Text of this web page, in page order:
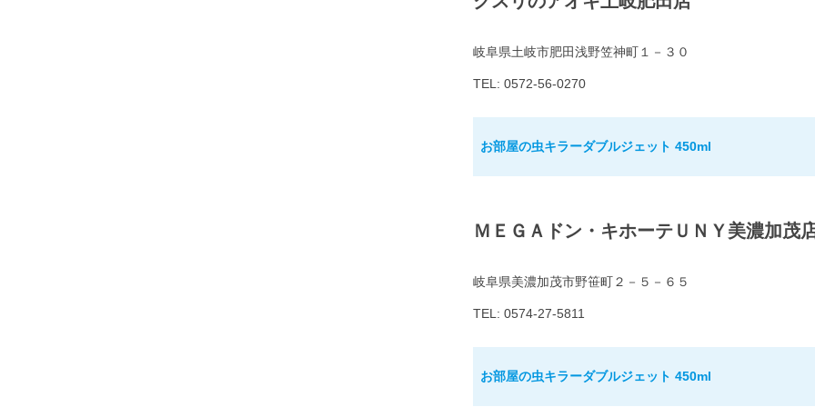
岐阜県土岐市肥田浅野笠神町１－３０
TEL: 0572-56-0270
お部屋の虫キラーダブルジェット 450ml
ＭＥＧＡドン・キホーテＵＮＹ美濃加茂
岐阜県美濃加茂市野笹町２－５－６５
TEL: 0574-27-5811
お部屋の虫キラーダブルジェット 450ml